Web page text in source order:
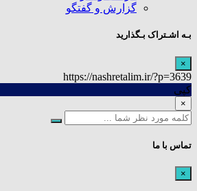
گزارش و گفتگو
بـه اشـتراک بـگذارید
×
https://nashretalim.ir/?p=3639
کپی
×
تماس با ما
×